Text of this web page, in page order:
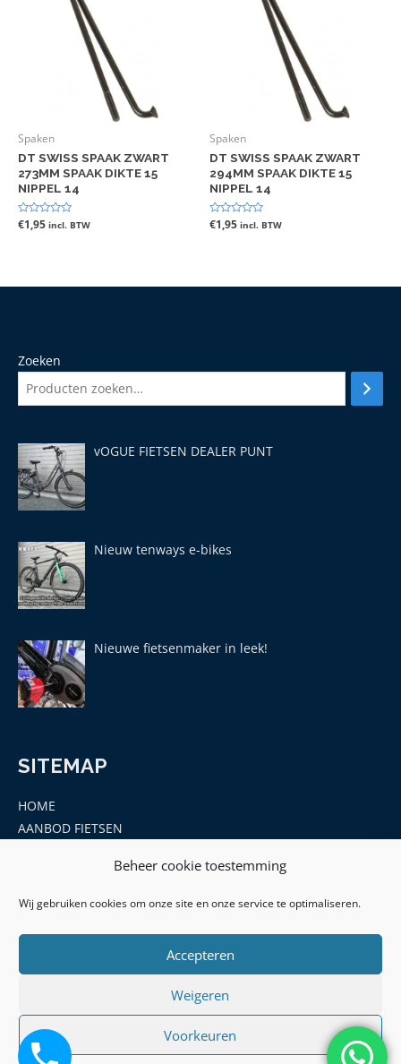
Beheer cookie toestemming
Wij gebruiken cookies om onze site en onze service te optimaliseren.
Accepteren
Weigeren
Voorkeuren
Spaken
DT SWISS SPAAK ZWART
273MM SPAAK DIKTE 15
NIPPEL 14
Gewaardeerd
0
€1,95 incl. BTW
Spaken
DT SWISS SPAAK ZWART
294MM SPAAK DIKTE 15
NIPPEL 14
Gewaardeerd
0
€1,95 incl. BTW
Zoeken
vOGUE FIETSEN DEALER PUNT
Nieuw tenways e-bikes
Nieuwe fietsenmaker in leek!
SITEMAP
HOME
AANBOD FIETSEN
ONDERDELEN EN ACCESSOIRES
CONTACT
© 2026 | Hof Leek - KVK: 77091612 -BTW ID: